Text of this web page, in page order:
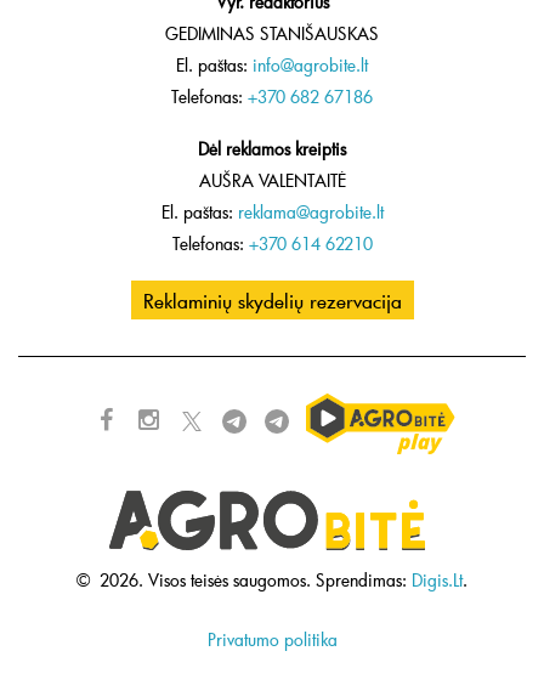
GEDIMINAS STANIŠAUSKAS
El. paštas: info@agrobite.lt
Telefonas: +370 682 67186
Dėl reklamos kreiptis
AUŠRA VALENTAITĖ
El. paštas: reklama@agrobite.lt
Telefonas: +370 614 62210
Reklaminių skydelių rezervacija
© 2026. Visos teisės saugomos. Sprendimas: Digis.Lt.
Privatumo politika